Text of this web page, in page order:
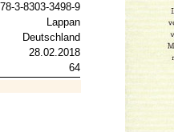
3-8303-3498-9
Lappan
Deutschland
28.02.2018
64